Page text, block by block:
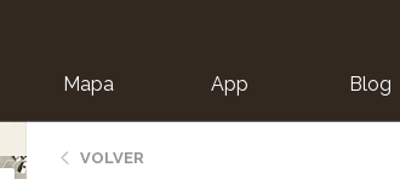
Mapa App Blog
VOLVER